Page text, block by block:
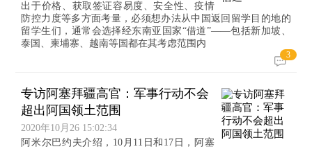
出于价格、获取签证容易度、安全性、疫情
防控力度等多方面考量，必须想办法从中国返回留学目的地的
留学生们，通常会选择经东南亚国家“借道”——包括新加坡、
泰国、柬埔寨、越南等国都在其考虑范围内
3
专访阿塞拜疆高官：军事行动不会
超出阿国领土范围
2020年10月26 15:02:34
阿米尔巴约夫介绍，10月11日和17日，阿塞